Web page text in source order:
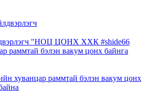
"НОЦ ЦОНХ ХХК #shide66
раммтай бэлэн вакум цонх байнга